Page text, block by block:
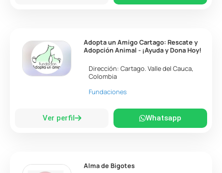
Adopta un Amigo Cartago: Rescate y
Adopción Animal - ¡Ayuda y Dona Hoy!
Dirección:Cartago.Valle del Cauca,
Colombia
Fundaciones
Ver perfil Whatsapp
Alma de Bigotes